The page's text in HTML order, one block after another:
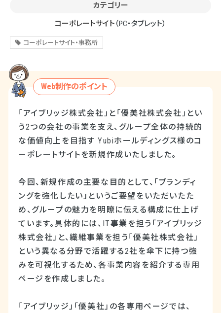
カテゴリー
コーポレートサイト （PC・タブレット）
コーポレートサイト・事務所
Web制作のポイント
「アイブリッジ株式会社」と「優美社株式会社」とい
う2つの会社の事業を支え、グループ全体の持続的
な価値向上を目指す Yubiホールディングス様のコ
ーポレートサイトを新規作成いたしました。
今回、新規作成の主要な目的として、「ブランディ
ングを強化したい」というご要望をいただいたた
め、グループの魅力を明瞭に伝える構成に仕上げ
ています。具体的には、IT事業を担う「アイブリッジ
株式会社」と、繊維事業を担う「優美社株式会社」
という異なる分野で活躍する2社を傘下に持つ強
みを可視化するため、各事業内容を紹介する専用
ページを作成しました。
「アイブリッジ」「優美社」の各専用ページでは、